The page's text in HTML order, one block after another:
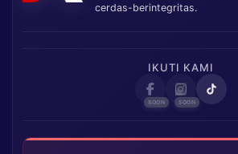
cerdas-berintegritas.
IKUTI KAMI